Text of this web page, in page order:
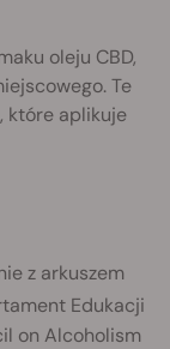
oleju CBD,
Te
które aplikuje
z arkuszem
Edukacji
on Alcoholism